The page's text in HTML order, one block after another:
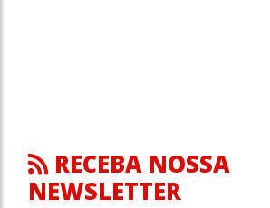
RECEBA NOSSA
NEWSLETTER